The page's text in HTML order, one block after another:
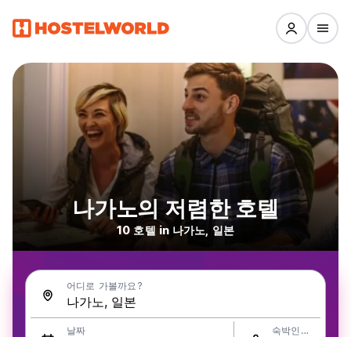
나가노의 저렴한 호텔
10 호텔 in 나가노, 일본
어디로 가볼까요?
날짜 숙박인원